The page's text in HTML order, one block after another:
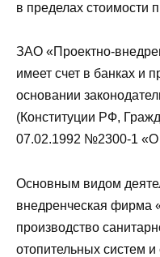
в пределах стоимости
ЗАО «Проектно-
имеет счет в банках и
основании
(Конституции РФ,
07.02.1992 №2300-1 «О
Основным видом
внедренческая фирма
производство
отопительных систем